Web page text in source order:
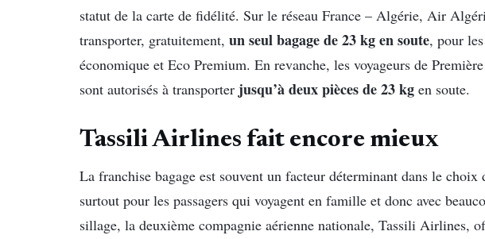
statut de la carte de fidélité. Sur le réseau France – Algérie, Air
transporter, gratuitement, un seul bagage de 23 kg en soute, pour
économique et Eco Premium. En revanche, les voyageurs de
sont autorisés à transporter jusqu’à deux pièces de 23 kg en soute.
Tassili Airlines fait encore mieux
La franchise bagage est souvent un facteur déterminant dans le choix
surtout pour les passagers qui voyagent en famille et donc avec
sillage, la deuxième compagnie aérienne nationale, Tassili Airlines,